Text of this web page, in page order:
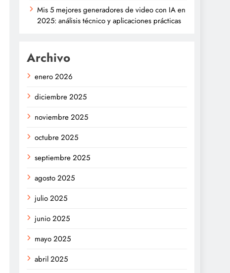
Mis 5 mejores generadores de video con IA en
2025: análisis técnico y aplicaciones prácticas
Archivo
enero 2026
diciembre 2025
noviembre 2025
octubre 2025
septiembre 2025
agosto 2025
julio 2025
junio 2025
mayo 2025
abril 2025